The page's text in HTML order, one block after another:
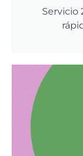
Servicio